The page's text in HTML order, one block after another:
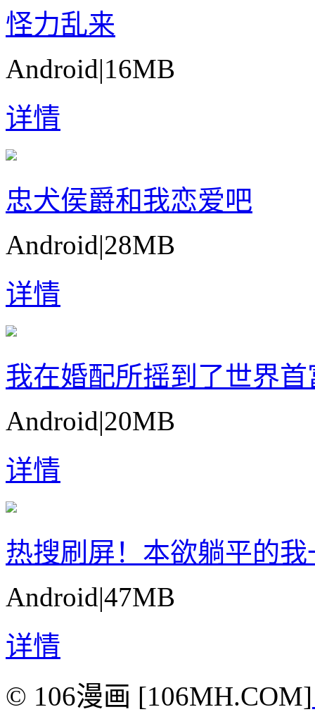
怪力乱来
Android|16MB
详情
忠犬侯爵和我恋爱吧
Android|28MB
详情
我在婚配所摇到了世界首
Android|20MB
详情
热搜刷屏！本欲躺平的
Android|47MB
详情
© 106漫画 [106MH.COM]